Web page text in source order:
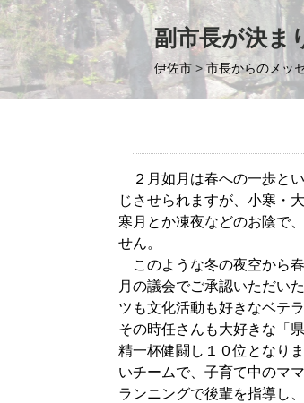
副市長が決ま
伊佐市 >市長からのメッ
２月如月は春への一歩と
じさせられますが、小寒・
寒月とか凍夜などのお陰で
せん。
このような冬の夜空から
月の議会でご承認いただい
ツも文化活動も好きなベテ
その時任さんも大好きな「
精一杯健闘し１０位となり
いチームで、子育て中のマ
ランニングで後輩を指導し